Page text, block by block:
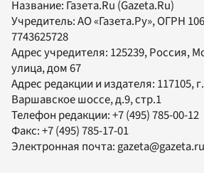
Название: Газета.Ru (Gazeta.Ru)
Учредитель:АО «Газета.Ру», ОГРН
7743625728
Адрес учредителя: 125239, Россия,
улица, дом 67
Адрес редакции и издателя: 117105, г.
Варшавское шоссе, д.9, стр.1
Телефон редакции:+7 (495) 785-00-12
Факс:+7 (495) 785-17-01
Электронная почта:gazeta@gazeta.ru